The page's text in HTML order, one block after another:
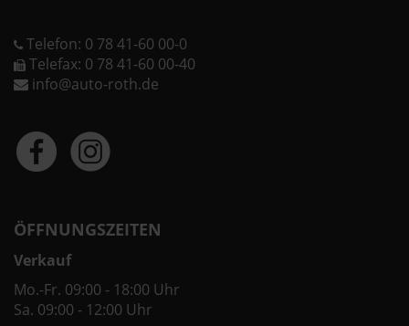
Telefon: 0 78 41-60 00-0
Telefax: 0 78 41-60 00-40
info@auto-roth.de
ÖFFNUNGSZEITEN
Verkauf
Mo.-Fr. 09:00 - 18:00 Uhr
Sa. 09:00 - 12:00 Uhr